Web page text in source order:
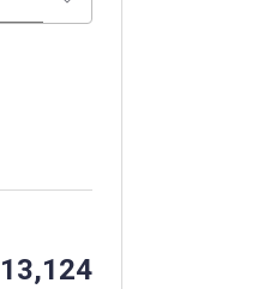
13,124